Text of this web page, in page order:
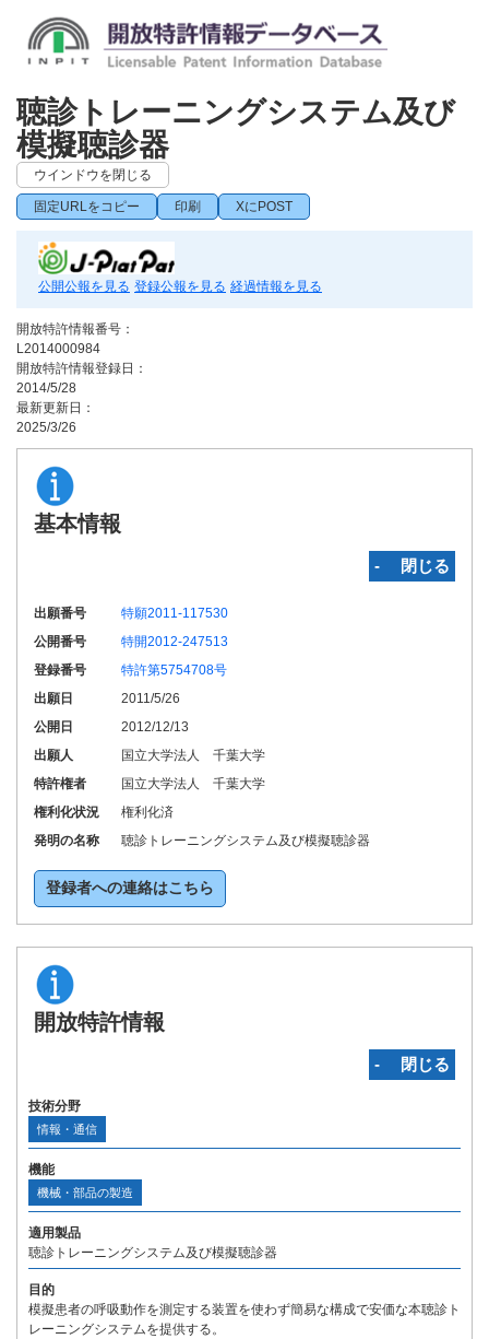
聴診トレーニングシステム及び
模擬聴診器
ウインドウを閉じる
固定URLをコピー 印刷 XにPOST
公開公報を見る 登録公報を見る 経過情報を見る
開放特許情報番号：
L2014000984
開放特許情報登録日：
2014/5/28
最新更新日：
2025/3/26
基本情報
‐ 閉じる
出願番号
特願2011-117530
公開番号
特開2012-247513
登録番号
特許第5754708号
出願日
2011/5/26
公開日
2012/12/13
出願人
国立大学法人 千葉大学
特許権者
国立大学法人 千葉大学
権利化状況
権利化済
発明の名称
聴診トレーニングシステム及び模擬聴診器
登録者への連絡はこちら
開放特許情報
‐ 閉じる
技術分野
情報・通信
機能
機械・部品の製造
適用製品
聴診トレーニングシステム及び模擬聴診器
目的
模擬患者の呼吸動作を測定する装置を使わず簡易な構成で安価な本聴診ト
レーニングシステムを提供する。